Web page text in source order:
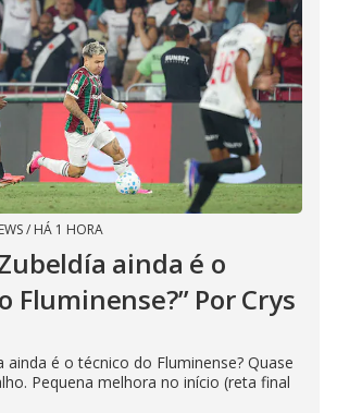
/ HÁ 1 HORA
ainda é o
Fluminense?” Por Crys
ainda é o técnico do Fluminense? Quase
Pequena melhora no início (reta final